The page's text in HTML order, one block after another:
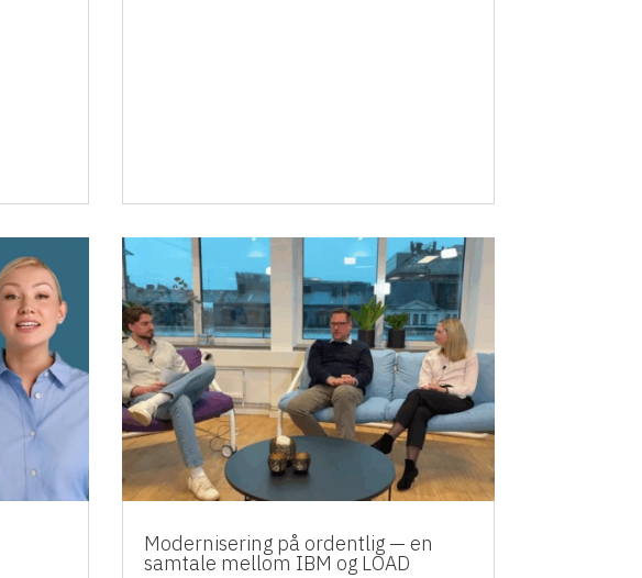
Modernisering på ordentlig — en
samtale mellom IBM og LOAD